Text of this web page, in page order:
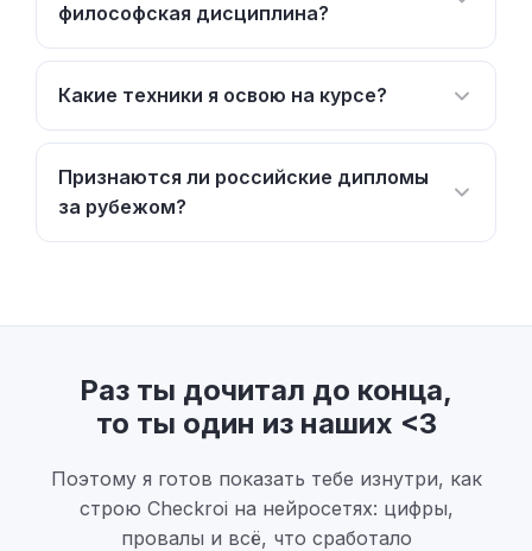
философская дисциплина?
Какие техники я освою на курсе?
Признаются ли российские дипломы
за рубежом?
Раз ты дочитал до конца,
то ты один из наших <3
Поэтому я готов показать тебе изнутри, как
строю Checkroi на нейросетях: цифры,
провалы и всё, что сработало